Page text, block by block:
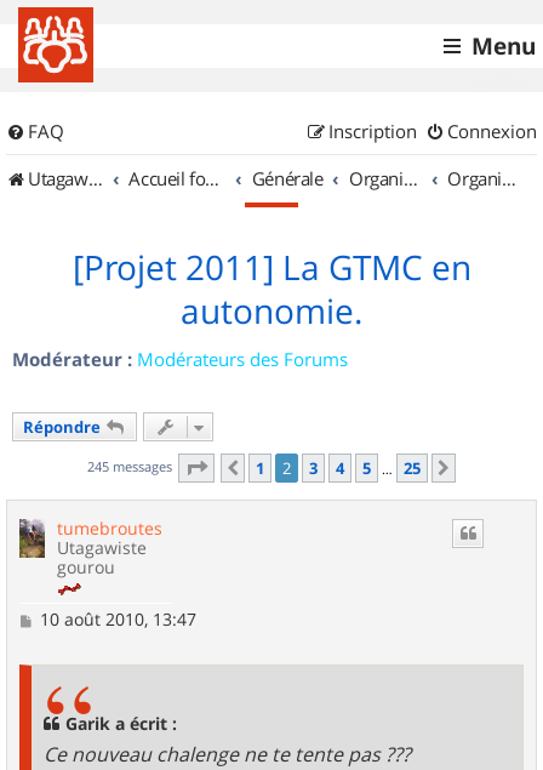
Menu
FAQ Connexion
Inscription
UtagawaVTT (Randos VTT et VTTAE avec traces GPS)
Accueil forum Générale Organisation de sorties & Recherche de partenaires Organisation de sorties en région Auvergne
[Projet 2011] La GTMC en
autonomie.
Modérateur : Modérateurs des Forums
Répondre
245 messages Page 2sur
Précédent
1 2 3 4 5 … 25
tumebroutes
Utagawiste
gourou
M10 août 2010, 13:47
Garik a écrit :
Ce nouveau chalenge ne te tente pas ???